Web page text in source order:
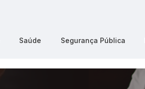
Saúde Segurança Pública